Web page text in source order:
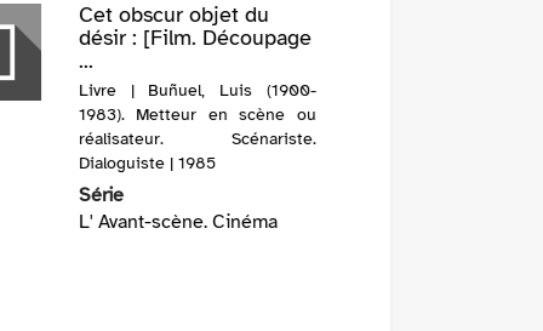
Cet obscur objet du
désir : [Film. Découpage
...
Livre | Buñuel, Luis (1900-
1983). Metteur en scène ou
réalisateur. Scénariste.
Dialoguiste | 1985
Série
L' Avant-scène. Cinéma